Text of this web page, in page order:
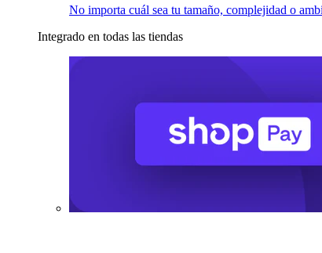
No importa cuál sea tu tamaño, complejidad o
Integrado en todas las tiendas